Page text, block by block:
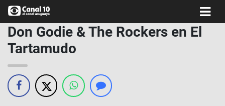
Don Godie & The Rockers en El
Tartamudo